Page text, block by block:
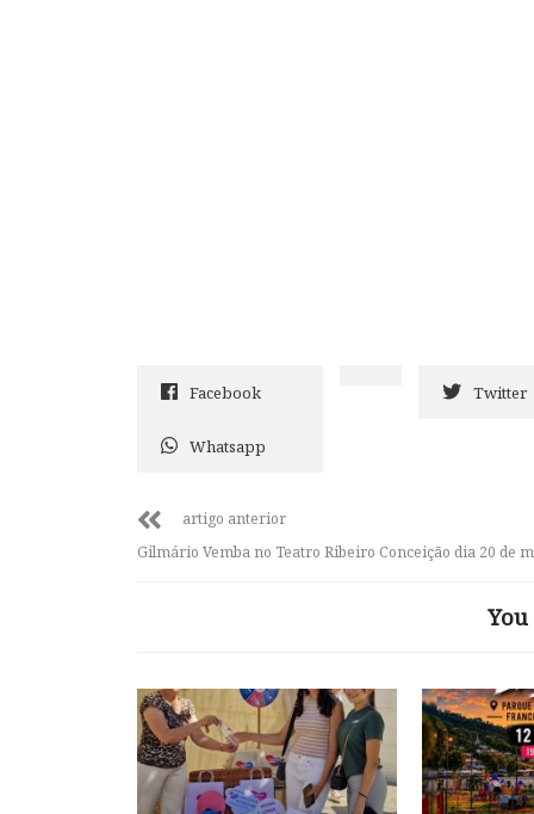
Facebook Twitter
Whatsapp
artigo anterior
Gilmário Vemba no Teatro Ribeiro Conceição dia 20 de